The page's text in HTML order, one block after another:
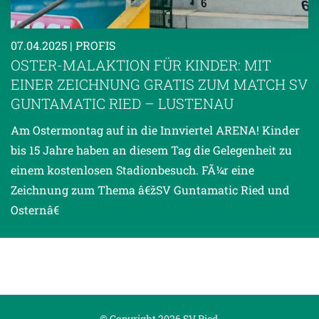
Weitere Details, insbesondere zu Speicherdauer und
Datenschutzerklärung
07.04.2025 | PROFIS
OSTER-MALAKTION FÜR KINDER: MIT
EINER ZEICHNUNG GRATIS ZUM MATCH SV
GUNTAMATIC RIED – LUSTENAU
Am Ostermontag auf in die Innviertel ARENA! Kinder
bis 15 Jahre haben an diesem Tag die Gelegenheit zu
einem kostenlosen Stadionbesuch. FÃ¼r eine
Zeichnung zum Thema â€žSV Guntamatic Ried und
Osternâ€